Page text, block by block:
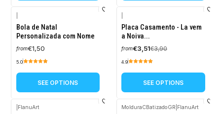
Bola de Natal
Personalizada com Nome
from€1,50
5.0
SEE OPTIONS
-10%
OFF
Placa Casamento - La vem
a Noiva...
from€3,51€3,90
4.9
SEE OPTIONS
FlanuArt MolduraCBatizadoGR FlanuArt